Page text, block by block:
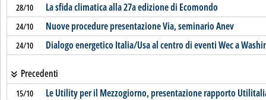
28/10 La sfida climatica alla 27a edizione di Ecomondo
24/10 Nuove procedure presentazione Via, seminario Anev
24/10 Dialogo energetico Italia/Usa al centro di eventi Wec a
Precedenti
15/10 Le Utility per il Mezzogiorno, presentazione rapporto